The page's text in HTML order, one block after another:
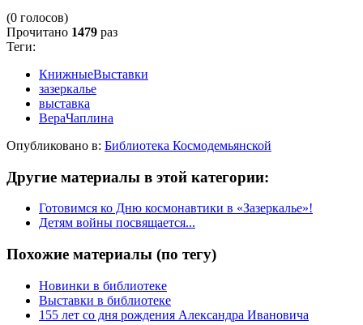
(0 голосов)
Прочитано 1479 раз
Теги:
КнижныеВыставки
зазеркалье
выставка
ВераЧаплина
Опубликовано в: Библиотека Космодемьянской
Другие материалы в этой категории:
Готовимся ко Дню космонавтики в «Зазеркалье»!
Детям войны посвящается...
Похожие материалы (по тегу)
Новинки в библиотеке
Выставки в библиотеке
155 лет со дня рождения Александра Ивановича